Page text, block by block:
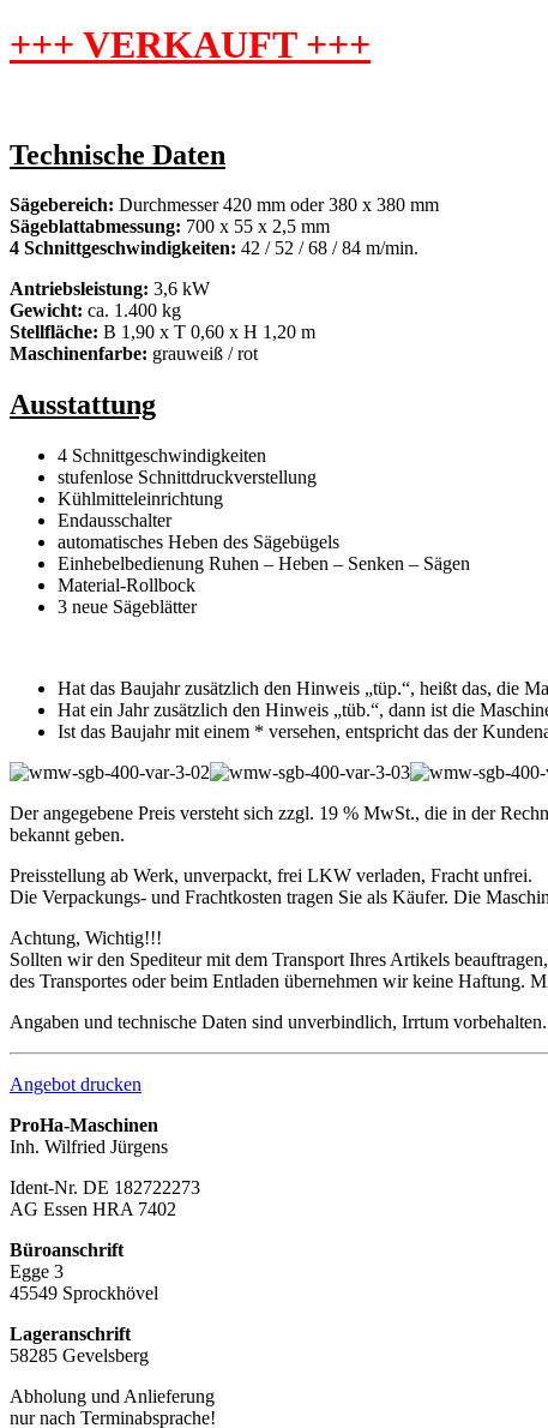
+++ VERKAUFT +++
Technische Daten
Sägebereich: Durchmesser 420 mm oder 380 x 380 mm
Sägeblattabmessung: 700 x 55 x 2,5 mm
4 Schnittgeschwindigkeiten: 42 / 52 / 68 / 84 m/min.
Antriebsleistung: 3,6 kW
Gewicht: ca. 1.400 kg
Stellfläche: B 1,90 x T 0,60 x H 1,20 m
Maschinenfarbe: grauweiß / rot
Ausstattung
4 Schnittgeschwindigkeiten
stufenlose Schnittdruckverstellung
Kühlmitteleinrichtung
Endausschalter
automatisches Heben des Sägebügels
Einhebelbedienung Ruhen – Heben – Senken – Sägen
Material-Rollbock
3 neue Sägeblätter
Hat das Baujahr zusätzlich den Hinweis „tüp.“, heißt das, die
Hat ein Jahr zusätzlich den Hinweis „tüb.“, dann ist die
Ist das Baujahr mit einem * versehen, entspricht das der
Der angegebene Preis versteht sich zzgl. 19 % MwSt., die in der
bekannt geben.
Preisstellung ab Werk, unverpackt, frei LKW verladen, Fracht unfrei.
Die Verpackungs- und Frachtkosten tragen Sie als Käufer. Die
Achtung, Wichtig!!!
Sollten wir den Spediteur mit dem Transport Ihres Artikels
des Transportes oder beim Entladen übernehmen wir keine Haftung.
Angaben und technische Daten sind unverbindlich, Irrtum
Angebot drucken
ProHa-Maschinen
Inh. Wilfried Jürgens
Ident-Nr. DE 182722273
AG Essen HRA 7402
Büroanschrift
Egge 3
45549 Sprockhövel
Lageranschrift
58285 Gevelsberg
Abholung und Anlieferung
nur nach Terminabsprache!